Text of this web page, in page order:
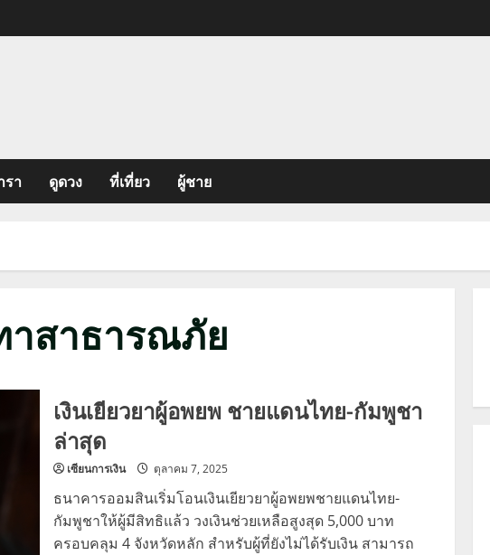
รา ดูดวง ที่เที่ยว ผู้ชาย
าสาธารณภัย
เงินเยียวยาผู้อพยพ ชายแดนไทย-กัมพูชา
ล่าสุด
เซียนการเงิน ตุลาคม 7, 2025
ธนาคารออมสินเริ่มโอนเงินเยียวยาผู้อพยพชายแดนไทย-
กัมพูชาให้ผู้มีสิทธิแล้ว วงเงินช่วยเหลือสูงสุด 5,000 บาท
ครอบคลุม 4 จังหวัดหลัก สำหรับผู้ที่ยังไม่ได้รับเงิน สามารถ